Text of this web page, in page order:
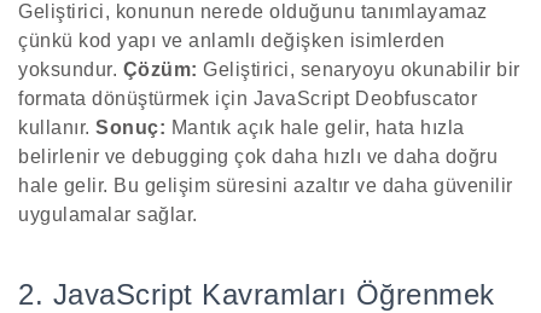
Geliştirici, konunun nerede olduğunu tanımlayamaz
çünkü kod yapı ve anlamlı değişken isimlerden
yoksundur. Çözüm: Geliştirici, senaryoyu okunabilir bir
formata dönüştürmek için JavaScript Deobfuscator
kullanır. Sonuç: Mantık açık hale gelir, hata hızla
belirlenir ve debugging çok daha hızlı ve daha doğru
hale gelir. Bu gelişim süresini azaltır ve daha güvenilir
uygulamalar sağlar.
2. JavaScript Kavramları Öğrenmek